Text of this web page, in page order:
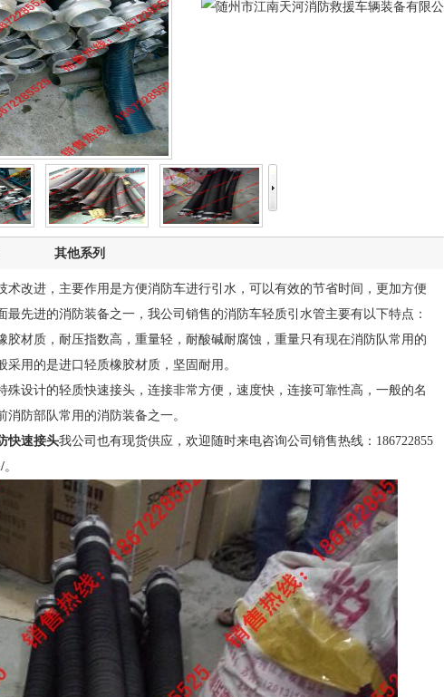
其他系列
术改进，主要作用是方便消防车进行引水，可以有效的节省时间，更加方便
最先进的消防装备之一，我公司销售的消防车轻质引水管主要有以下特点：
胶材质，耐压指数高，重量轻，耐酸碱耐腐蚀，重量只有现在消防队常用的
用的是进口轻质橡胶材质，坚固耐用。
殊设计的轻质快速接头，连接非常方便，速度快，连接可靠性高，一般的名
防部队常用的消防装备之一。
快速接头我公司也有现货供应，欢迎随时来电咨询公司销售热线：186722855
。